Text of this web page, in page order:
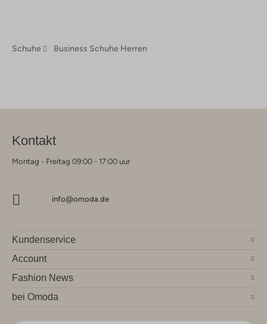
Schuhe Business Schuhe Herren
Kontakt
Montag - Freitag 09:00 - 17:00 uur
info@omoda.de
Kundenservice
Account
Fashion News
bei Omoda